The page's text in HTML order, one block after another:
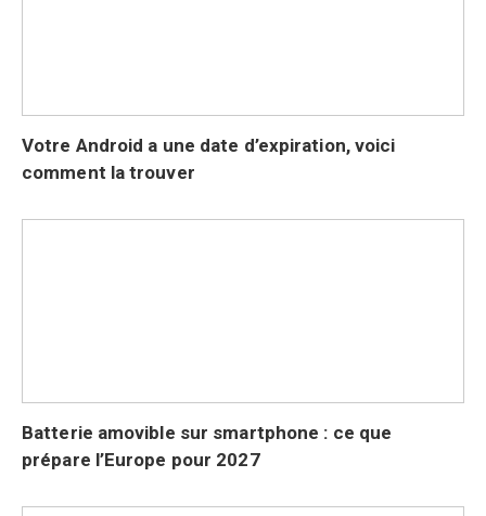
Votre Android a une date d’expiration, voici
comment la trouver
Batterie amovible sur smartphone : ce que
prépare l’Europe pour 2027